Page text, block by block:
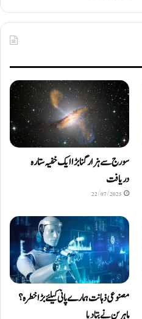
سورج سے ہزار گنا بڑا ایک خفیہ ستارہ
دریافت
22/07/2025
مصنوعی ذہانت ہمارے پانی کیلئے بڑا خطرہ؟